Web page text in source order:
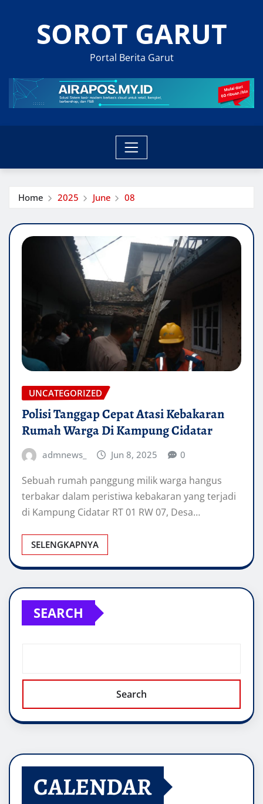
SOROT GARUT
Portal Berita Garut
Home 2025 June 08
UNCATEGORIZED
Polisi Tanggap Cepat Atasi Kebakaran
Rumah Warga Di Kampung Cidatar
admnews_ Jun 8, 2025 0
Sebuah rumah panggung milik warga hangus
terbakar dalam peristiwa kebakaran yang terjadi
di Kampung Cidatar RT 01 RW 07, Desa…
SELENGKAPNYA
SEARCH
Search
CALENDAR